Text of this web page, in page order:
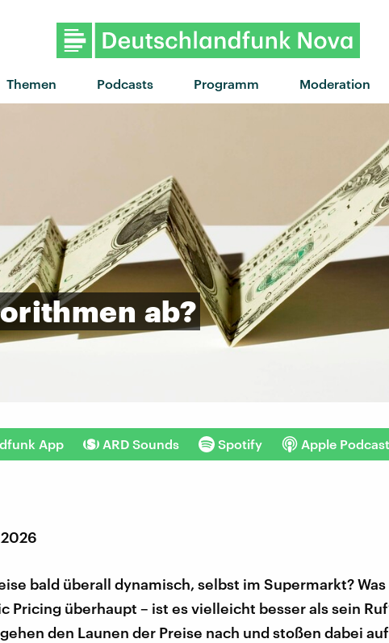
Themen Podcasts Programm Moderation
"Baby Kool" von Nothing
ab?
App ARD Sounds Spotify Apple
bald überall dynamisch, selbst im Supermarkt?
Pricing überhaupt – ist es vielleicht besser als sein
den Launen der Preise nach und stoßen dabei